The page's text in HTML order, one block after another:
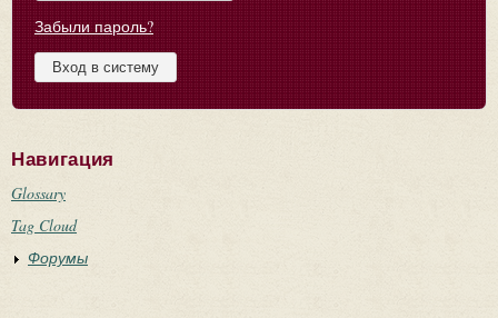
Забыли пароль?
Навигация
Glossary
Tag Cloud
Форумы